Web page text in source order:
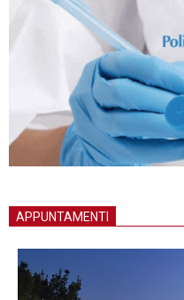
APPUNTAMENTI